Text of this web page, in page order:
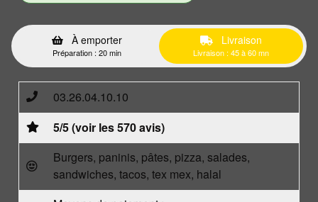
À emporter
Préparation : 20 min
Livraison
Livraison : 45 à 60 mn
03.26.04.10.10
5/5 (voir les 570 avis)
Burgers, paninis, pâtes, pizza, salades,
sandwiches, tacos, tex mex, halal